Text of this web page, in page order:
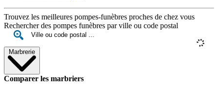
Trouvez les meilleures pompes-funèbres proches de chez vous
Rechercher des pompes funèbres par ville ou code postal
Marbrerie
Comparer les marbriers